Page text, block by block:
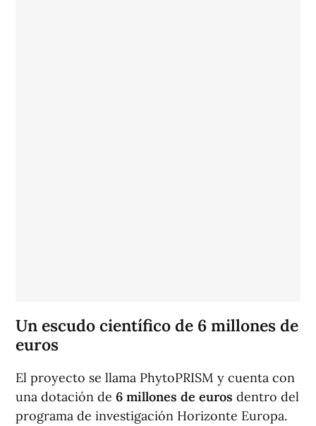
Un escudo científico de 6 millones de
euros
El proyecto se llama PhytoPRISM y cuenta con
una dotación de 6 millones de euros dentro del
programa de investigación Horizonte Europa.